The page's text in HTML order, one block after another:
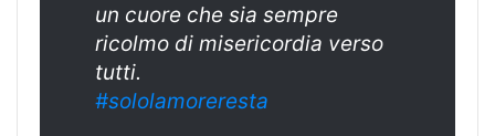
un cuore che sia sempre
ricolmo di misericordia verso
tutti.
#sololamoreresta